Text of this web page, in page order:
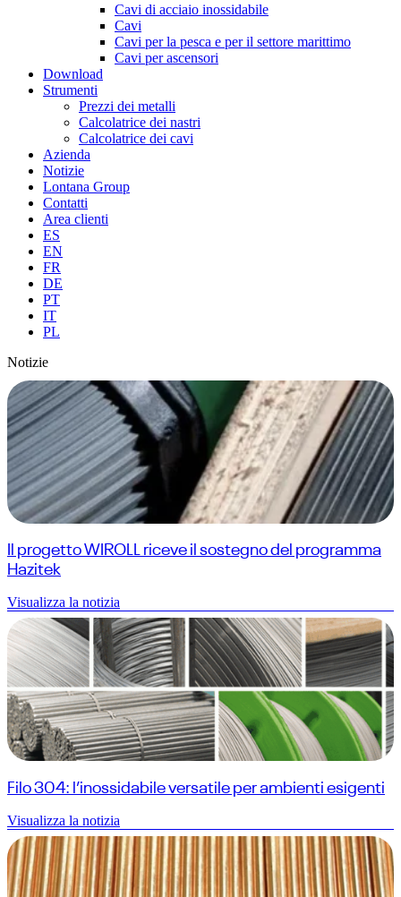
Cavi di acciaio inossidabile
Cavi
Cavi per la pesca e per il settore marittimo
Cavi per ascensori
Download
Strumenti
Prezzi dei metalli
Calcolatrice dei nastri
Calcolatrice dei cavi
Azienda
Notizie
Lontana Group
Contatti
Area clienti
ES
EN
FR
DE
PT
IT
PL
Notizie
Il progetto WIROLL riceve il sostegno del programma
Hazitek
Visualizza la notizia
Filo 304: l’inossidabile versatile per ambienti esigenti
Visualizza la notizia